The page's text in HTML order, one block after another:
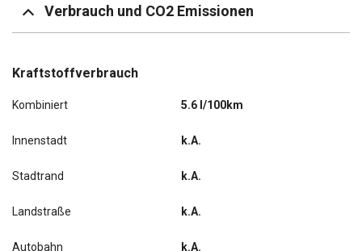
Verbrauch und CO2 Emissionen
Kraftstoffverbrauch
Kombiniert 5.6 l/100km
Innenstadt k.A.
Stadtrand k.A.
Landstraße k.A.
Autobahn k.A.